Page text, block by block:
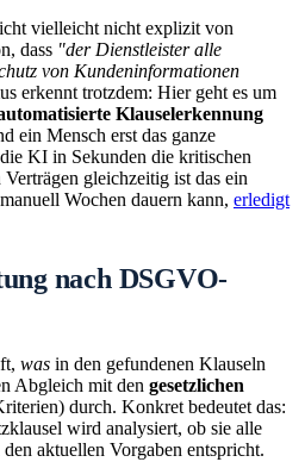
vielleicht nicht explizit von
dass "der Dienstleister alle
von Kundeninformationen
erkennt trotzdem: Hier geht es um
Klauselerkennung
ein Mensch erst das ganze
KI in Sekunden die kritischen
gleichzeitig ist das ein
Wochen dauern kann, erledigt
nach DSGVO-
was in den gefundenen Klauseln
Abgleich mit den gesetzlichen
durch. Konkret bedeutet das:
wird analysiert, ob sie alle
aktuellen Vorgaben entspricht.